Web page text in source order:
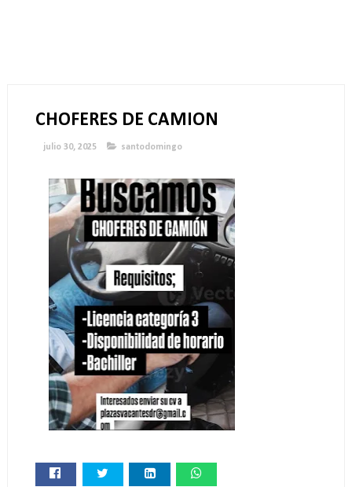
CHOFERES DE CAMION
julio 30, 2025 santodomingo